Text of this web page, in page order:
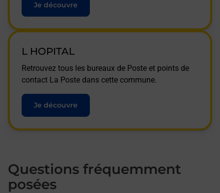
Je découvre
L HOPITAL
Retrouvez tous les bureaux de Poste et points de
contact La Poste dans cette commune.
Je découvre
Questions fréquemment
posées